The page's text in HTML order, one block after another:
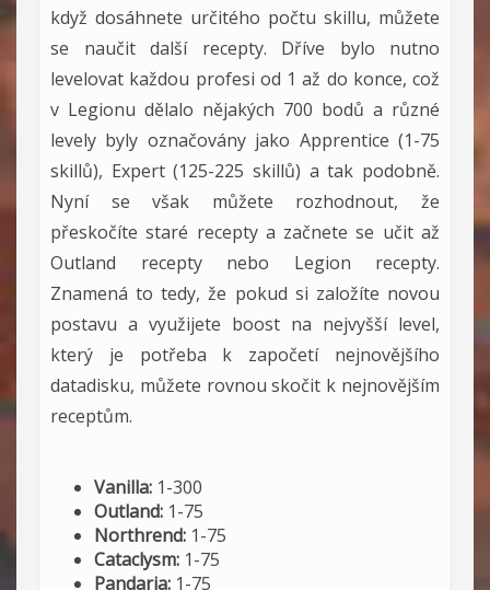
když dosáhnete určitého počtu skillu, můžete
se naučit další recepty. Dříve bylo nutno
levelovat každou profesi od 1 až do konce, což
v Legionu dělalo nějakých 700 bodů a různé
levely byly označovány jako Apprentice (1-75
skillů), Expert (125-225 skillů) a tak podobně.
Nyní se však můžete rozhodnout, že
přeskočíte staré recepty a začnete se učit až
Outland recepty nebo Legion recepty.
Znamená to tedy, že pokud si založíte novou
postavu a využijete boost na nejvyšší level,
který je potřeba k započetí nejnovějšího
datadisku, můžete rovnou skočit k nejnovějším
receptům.
Vanilla: 1-300
Outland: 1-75
Northrend: 1-75
Cataclysm: 1-75
Pandaria: 1-75